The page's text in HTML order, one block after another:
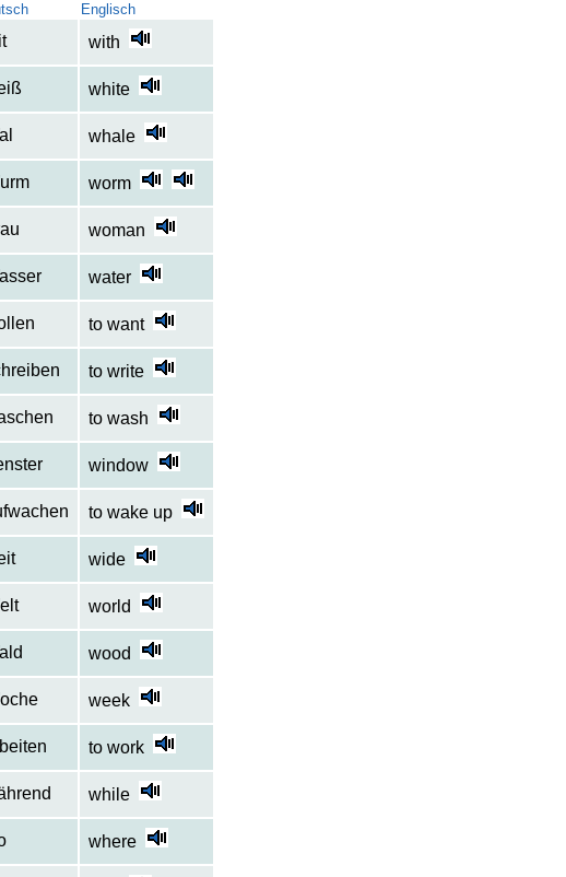
Englisch
with
white
whale
worm
woman
water
to want
to write
to wash
window
to wake up
wide
world
wood
week
to work
while
where